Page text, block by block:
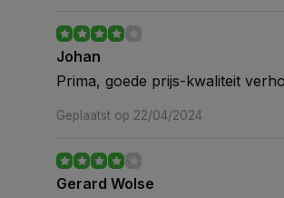
Johan
Prima, goede prijs-kwaliteit
Geplaatst op 22/04/2024
Gerard Wolse